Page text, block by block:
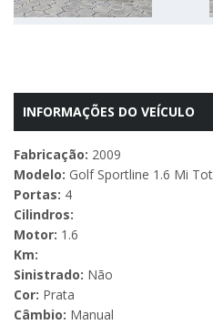
INFORMAÇÕES DO VEÍCULO
Fabricação: 2009
Modelo: Golf Sportline 1.6 Mi
Portas: 4
Cilindros:
Motor: 1.6
Km:
Sinistrado: Não
Cor: Prata
Câmbio: Manual